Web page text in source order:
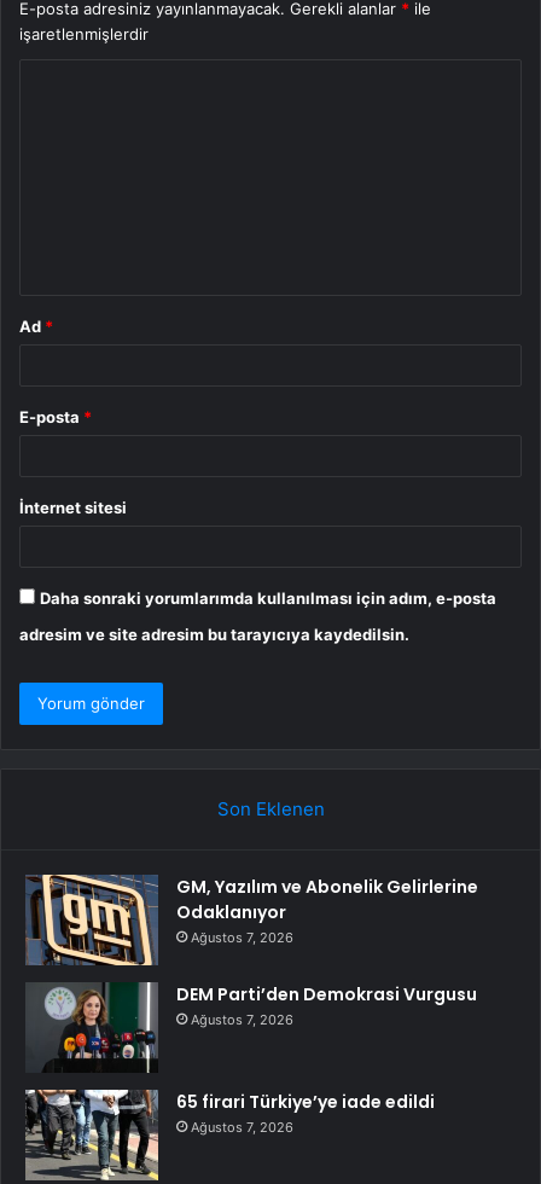
E-posta adresiniz yayınlanmayacak. Gerekli alanlar * ile
işaretlenmişlerdir
Ad *
E-posta *
İnternet sitesi
Daha sonraki yorumlarımda kullanılması için adım, e-posta
adresim ve site adresim bu tarayıcıya kaydedilsin.
Son Eklenen
GM, Yazılım ve Abonelik Gelirlerine
Odaklanıyor
Ağustos 7, 2026
DEM Parti’den Demokrasi Vurgusu
Ağustos 7, 2026
65 firari Türkiye’ye iade edildi
Ağustos 7, 2026